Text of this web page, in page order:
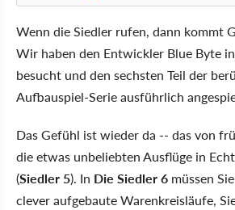
Wenn die Siedler rufen, dann kommt
Wir haben den Entwickler Blue Byte
besucht und den sechsten Teil der
Aufbauspiel-Serie ausführlich
Das Gefühl ist wieder da -- das von
die etwas unbeliebten Ausflüge in
(Siedler 5). In Die Siedler 6 müssen
clever aufgebaute Warenkreisläufe,